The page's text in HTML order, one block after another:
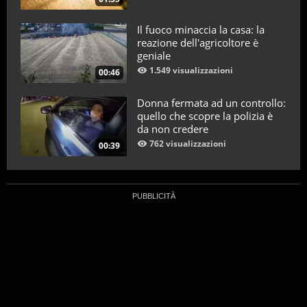
00:46
Il fuoco minaccia la casa: la
reazione dell'agricoltore è
geniale
1.549 visualizzazioni
00:39
Donna fermata ad un controllo:
quello che scopre la polizia è
da non credere
762 visualizzazioni